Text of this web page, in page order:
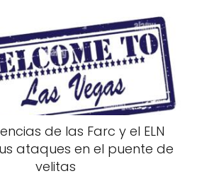
de las Farc y el ELN
ataques en el puente de
velitas